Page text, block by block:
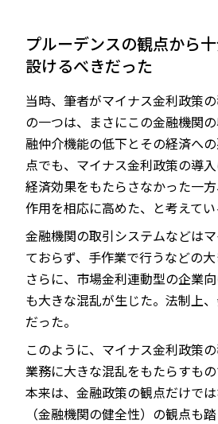
プルーデンスの観点から
設けるべきだった
当時、筆者がマイナス金利政策
の一つは、まさにこの金融機関
融仲介機能の低下とその経済へ
点でも、マイナス金利政策の導
経済効果をもたらさなかった一
作用を相応に高めた、と考えてい
金融機関の取引システムなどは
ておらず、手作業で行うなどの大
さらに、市場金利連動型の企業
も大きな混乱が生じた。法制上
だった。
このように、マイナス金利政策
業務に大きな混乱をもたらすもの
本来は、金融政策の観点だけで
（金融機関の健全性）の観点も